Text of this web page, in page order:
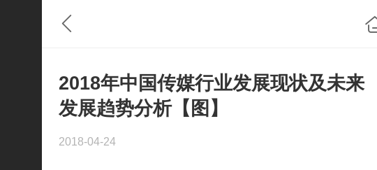
2018年中国传媒行业发展现状及未来
发展趋势分析【图】
2018-04-24